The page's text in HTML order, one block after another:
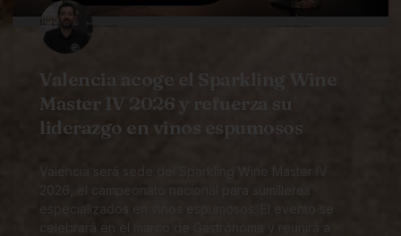
Valencia acoge el Sparkling Wine
Master IV 2026 y refuerza su
liderazgo en vinos espumosos
Valencia será sede del Sparkling Wine Master IV
2026, el campeonato nacional para sumilleres
especializados en vinos espumosos. El evento se
celebrará en el marco de Gastrónoma y reunirá a